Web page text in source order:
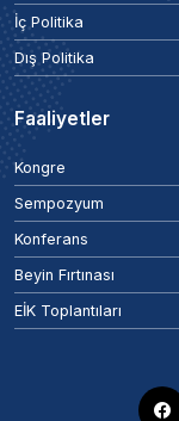
İç Politika
Dış Politika
Faaliyetler
Kongre
Sempozyum
Konferans
Beyin Fırtınası
EİK Toplantıları